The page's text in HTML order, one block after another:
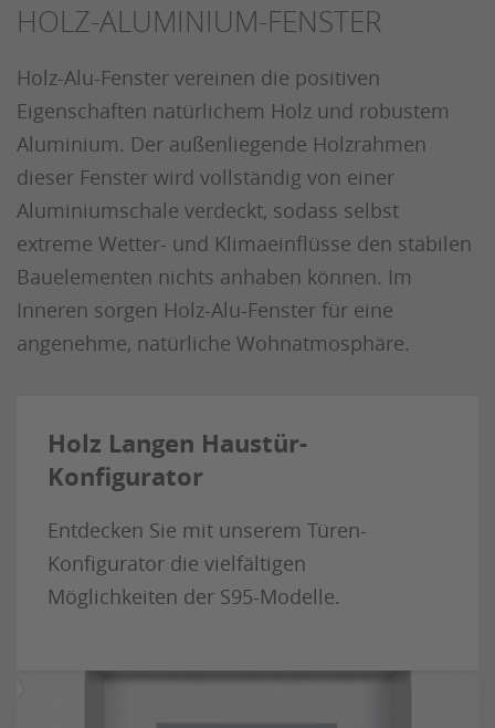
HOLZ-ALUMINIUM-FENSTER
Holz-Alu-Fenster vereinen die positiven
Eigenschaften natürlichem Holz und robustem
Aluminium. Der außenliegende Holzrahmen
dieser Fenster wird vollständig von einer
Aluminiumschale verdeckt, sodass selbst
extreme Wetter- und Klimaeinflüsse den stabilen
Bauelementen nichts anhaben können. Im
Inneren sorgen Holz-Alu-Fenster für eine
angenehme, natürliche Wohnatmosphäre.
Holz Langen Haustür-
Konfigurator
Entdecken Sie mit unserem Türen-
Konfigurator die vielfältigen
Möglichkeiten der S95-Modelle.